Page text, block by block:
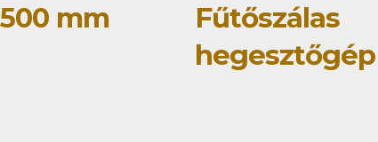
500 mm
Fűtőszálas
hegesztőgép